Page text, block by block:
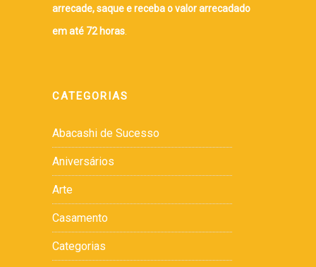
arrecade, saque e receba o valor arrecadado
em até 72 horas
CATEGORIAS
Abacashi de Sucesso
Aniversários
Arte
Casamento
Categorias